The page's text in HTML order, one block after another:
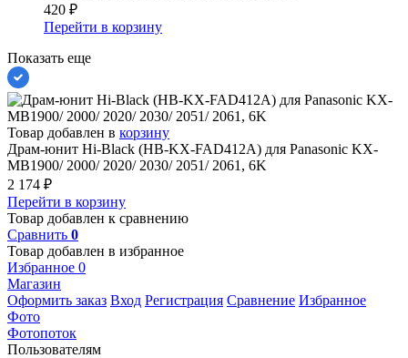
420 ₽
Перейти в корзину
Показать еще
Товар добавлен в корзину
Драм-юнит Hi-Black (HB-KX-FAD412A) для Panasonic KX-
MB1900/ 2000/ 2020/ 2030/ 2051/ 2061, 6K
2 174 ₽
Перейти в корзину
Товар добавлен к сравнению
Сравнить 0
Товар добавлен в избранное
Избранное 0
Магазин
Оформить заказ Вход Регистрация Сравнение Избранное
Фото
Фотопоток
Пользователям